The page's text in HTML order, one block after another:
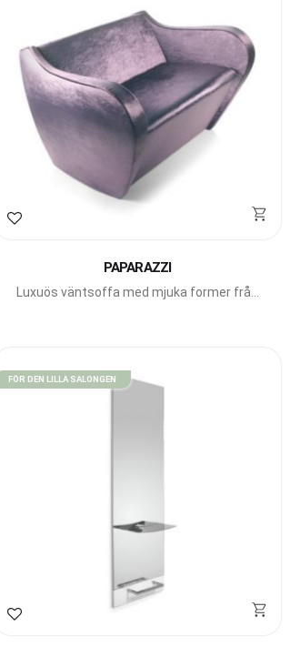
Lägg till i favoriter
PAPARAZZI
Luxuös väntsoffa med mjuka former från
Lägg till i favoriter
FÖR DEN LILLA SALONGEN